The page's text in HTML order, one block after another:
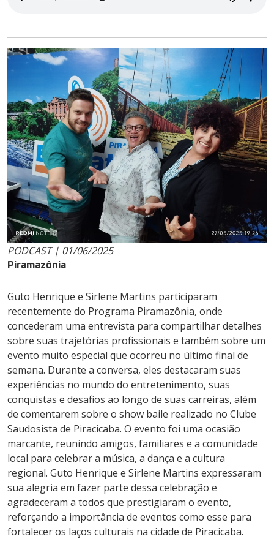
PODCAST | 01/06/2025
Piramazônia
Guto Henrique e Sirlene Martins participaram
recentemente do Programa Piramazônia, onde
concederam uma entrevista para compartilhar detalhes
sobre suas trajetórias profissionais e também sobre um
evento muito especial que ocorreu no último final de
semana. Durante a conversa, eles destacaram suas
experiências no mundo do entretenimento, suas
conquistas e desafios ao longo de suas carreiras, além
de comentarem sobre o show baile realizado no Clube
Saudosista de Piracicaba. O evento foi uma ocasião
marcante, reunindo amigos, familiares e a comunidade
local para celebrar a música, a dança e a cultura
regional. Guto Henrique e Sirlene Martins expressaram
sua alegria em fazer parte dessa celebração e
agradeceram a todos que prestigiaram o evento,
reforçando a importância de eventos como esse para
fortalecer os laços culturais na cidade de Piracicaba.